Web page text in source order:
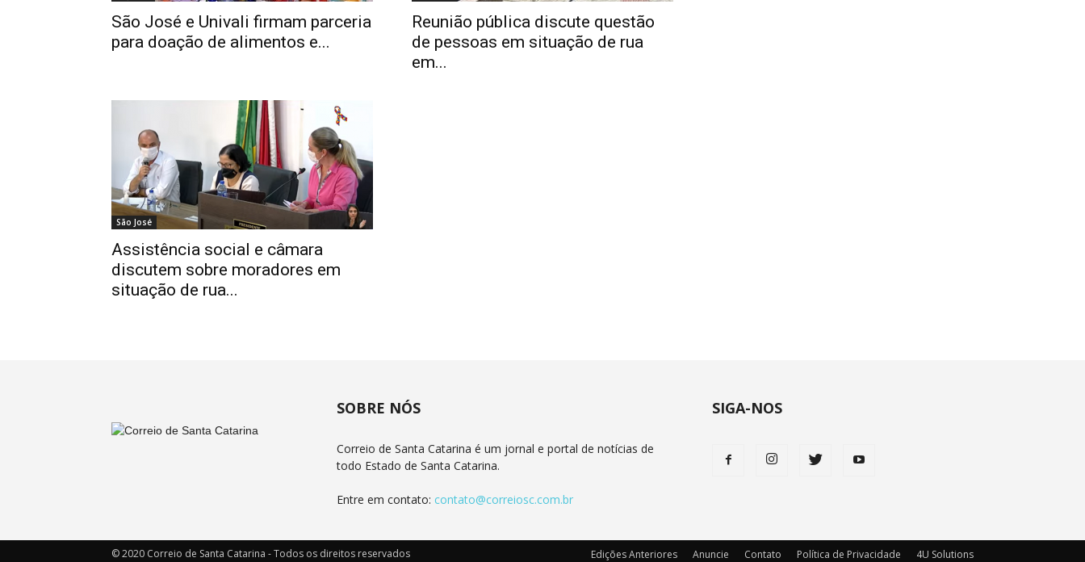
São José e Univali firmam parceria
para doação de alimentos e...
Reunião pública discute questão
de pessoas em situação de rua
em...
São José
Assistência social e câmara
discutem sobre moradores em
situação de rua...
SOBRE NÓS
Correio de Santa Catarina é um jornal e portal de notícias de
todo Estado de Santa Catarina.
Entre em contato: contato@correiosc.com.br
SIGA-NOS
Edições Anteriores Anuncie Contato Política de Privacidade 4U Solutions
© 2020 Correio de Santa Catarina - Todos os direitos reservados